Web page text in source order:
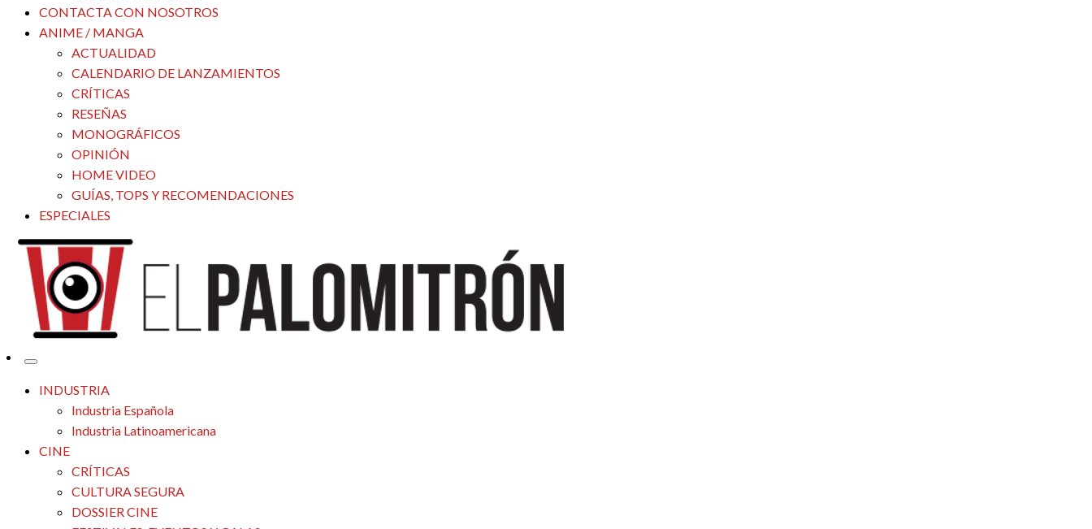
CONTACTA CON NOSOTROS
ANIME / MANGA
ACTUALIDAD
CALENDARIO DE LANZAMIENTOS
CRÍTICAS
RESEÑAS
MONOGRÁFICOS
OPINIÓN
HOME VIDEO
GUÍAS, TOPS Y RECOMENDACIONES
ESPECIALES
El Palomitrón
Tu espacio de la industria de cine española y latinoamericana
INDUSTRIA
Industria Española
Industria Latinoamericana
CINE
CRÍTICAS
CULTURA SEGURA
DOSSIER CINE